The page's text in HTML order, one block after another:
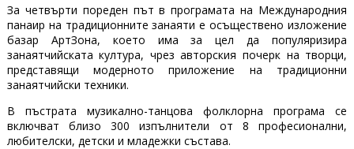
За четвърти пореден път в програмата на Международния
панаир на традиционните занаяти е осъществено изложение
базар АртЗона, което има за цел да популяризира
занаятчийската култура, чрез авторския почерк на творци,
представящи модерното приложение на традиционни
занаятчийски техники.
В пъстрата музикално-танцова фолклорна програма се
включват близо 300 изпълнители от 8 професионални,
любителски, детски и младежки състава.